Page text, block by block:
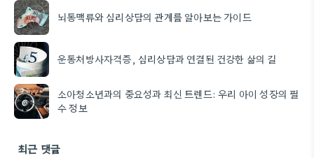
뇌동맥류와 심리상담의 관계를 알아보는 가이드
운동처방사자격증, 심리상담과 연결된 건강한 삶의 길
소아청소년과의 중요성과 최신 트렌드: 우리 아이 성장의 필
수 정보
최근 댓글